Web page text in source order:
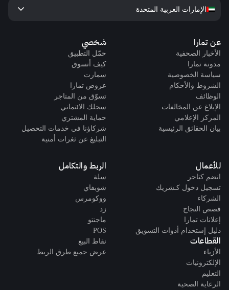
عن تمارا
الأخبار الصحفية
مدونة تمارا
سياسة الخصوصية
الشروط والأحكام
الوظائف
الإبلاغ عن المخالفات
المركز الإعلامي
بيان الحقائق الرئيسية
شخصي
حمّل التطبيق
كيف أتسوق
سمارت
عروض تمارا
تسوّق من المتاجر
سجلك الائتماني
حماية المشتري
شركاؤنا في خدمات التحصيل
التبليغ عن ثغرات أمنية
للأعمال
انضم كتاجر
تسجيل دخول كـشريك
الشركاء
قصص النجاح
إعلانات تمارا
دليل إستخدام أدوات التسويق
القطاعات
الأزياء
الإلكترونيات
التعليم
الرعاية الصحية
الربط والتكامل
سلة
شوبفاي
ووكومرس
زد
ماجنتو
POS
نقاط البيع
عرض جميع طرق الربط
الإمارات العربية المتحدة keyboard_arrow_down